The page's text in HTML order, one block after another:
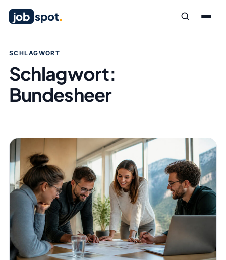
job spot.
SCHLAGWORT
Schlagwort:
Bundesheer